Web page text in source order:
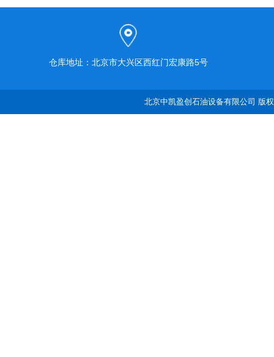
仓库地址：北京市大兴区西红门宏康路5号
北京中凯盈创石油设备有限公司 版